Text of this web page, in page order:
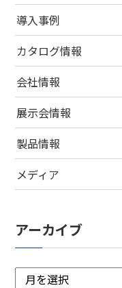
導入事例
カタログ情報
会社情報
展示会情報
製品情報
メディア
アーカイブ